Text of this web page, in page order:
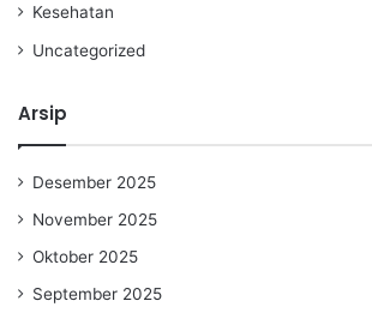
Kesehatan
Uncategorized
Arsip
Desember 2025
November 2025
Oktober 2025
September 2025